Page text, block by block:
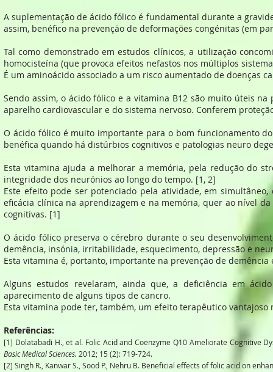
A suplementação de ácido fólico é fundamental durante a
assim, benéfico na prevenção de deformações congénitas (em
Tal como demonstrado em estudos clínicos, a utilização
homocisteína (que provoca efeitos nefastos nos múltiplos
É um aminoácido associado a um risco aumentado de doenças
Sendo assim, o ácido fólico e a vitamina B12 são muito úteis
aparelho cardiovascular e do sistema nervoso. Conferem
O ácido fólico é muito importante para o bom funcionamento
benéfica quando há distúrbios cognitivos e patologias neuro
Esta vitamina ajuda a melhorar a memória, pela redução do
integridade dos neurónios ao longo do tempo. [1, 2]
Este efeito pode ser potenciado pela atividade, em
eficácia clínica na aprendizagem e na memória, quer ao nível
cognitivas. [1]
O ácido fólico preserva o cérebro durante o seu
demência, insónia, irritabilidade, esquecimento, depressão e
Esta vitamina é, portanto, importante na prevenção de
Alguns estudos revelaram, ainda que, a deficiência em
aparecimento de alguns tipos de cancro.
Esta vitamina pode ter, também, um efeito terapêutico vantajoso
Referências:
[1] Dolatabadi H., et al. Folic Acid and Coenzyme Q10 Ameliorate Cognitive
Basic Medical Sciences. 2012; 15 (2): 719-724.
[2] Singh R., Kanwar S., Sood P., Nehru B. Beneficial effects of folic acid on